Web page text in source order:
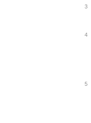
3
4
5